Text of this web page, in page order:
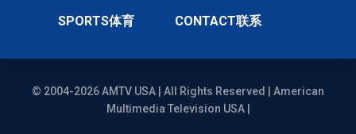
SPORTS体育 CONTACT联系
© 2004-2026 AMTV USA | All Rights Reserved | American
Multimedia Television USA |